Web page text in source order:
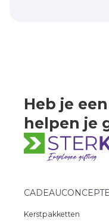
Heb je
helpen je
Kerstpakketten